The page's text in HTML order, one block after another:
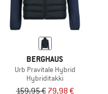
BERGHAUS
Urb Pravitale Hybrid
Hybriditakki
159,95 € 79,98 €